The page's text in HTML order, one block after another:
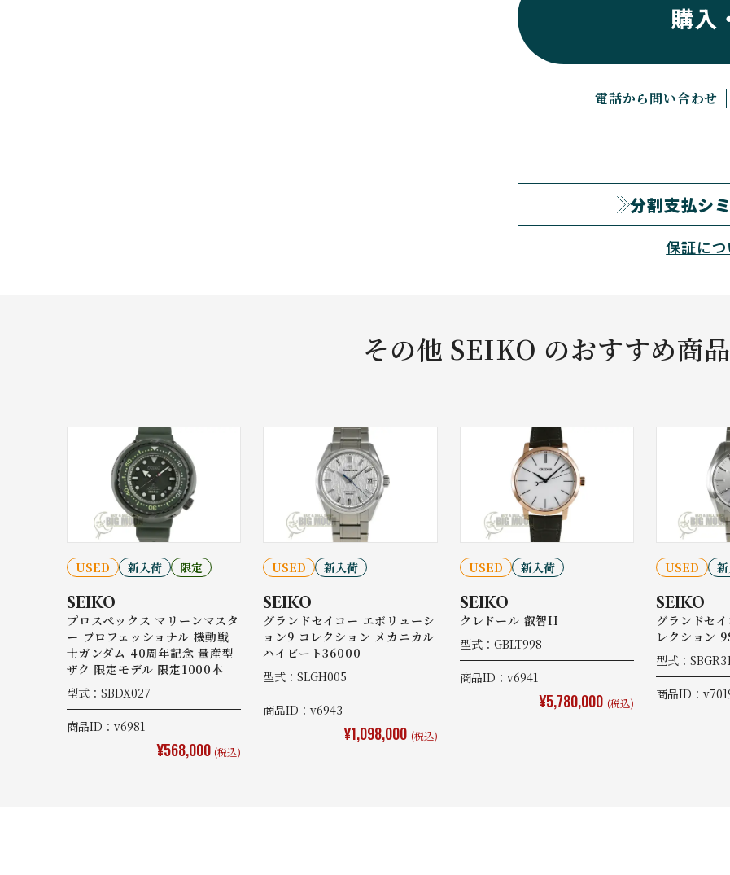
購入
電話から問い合わせ
分割支払シ
保証につ
その他 SEIKO のおすすめ商品
USED 新入荷 限定
SEIKO
プロスペックス マリーンマスタ
ー プロフェッショナル 機動戦
士ガンダム 40周年記念 量産型
ザク 限定モデル 限定1000本
型式：SBDX027
商品ID：v6981
¥568,000 (税込)
USED 新入荷
SEIKO
グランドセイコー エボリューシ
ョン9 コレクション メカニカル
ハイビート36000
型式：SLGH005
商品ID：v6943
¥1,098,000 (税込)
USED 新入荷
SEIKO
クレドール 叡智II
型式：GBLT998
商品ID：v6941
¥5,780,000 (税込)
USED
SEIKO
グランドセ
レクション
型式：
商品ID：